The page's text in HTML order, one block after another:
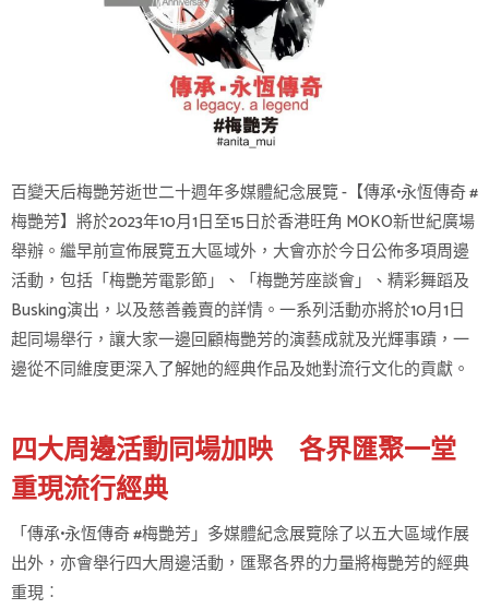
百變天后梅艷芳逝世二十週年多媒體紀念展覽 -【傳承•永恆傳奇 #
梅艷芳】將於2023年10月1日至15日於香港旺角 MOKO新世紀廣場
舉辦。繼早前宣佈展覽五大區域外，大會亦於今日公佈多項周邊
活動，包括「梅艷芳電影節」、「梅艷芳座談會」、精彩舞蹈及
Busking演出，以及慈善義賣的詳情。一系列活動亦將於10月1日
起同場舉行，讓大家一邊回顧梅艷芳的演藝成就及光輝事蹟，一
邊從不同維度更深入了解她的經典作品及她對流行文化的貢獻。
四大周邊活動同場加映 各界匯聚一堂
重現流行經典
「傳承•永恆傳奇 #梅艷芳」多媒體紀念展覽除了以五大區域作展
出外，亦會舉行四大周邊活動，匯聚各界的力量將梅艷芳的經典
重現︰